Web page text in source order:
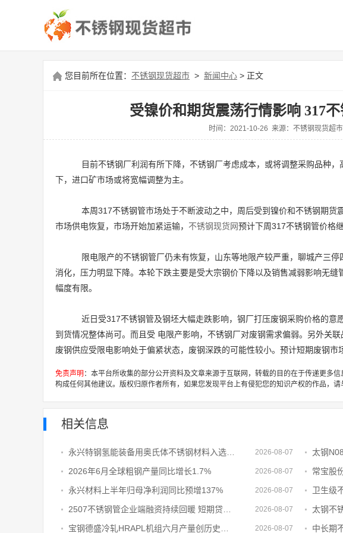
您目前所在位置： 不锈钢现货超市 > 新闻中心 > 正文
受镍价和期货震荡行情影响 317
时间：2021-10-26 来源：不锈钢现货超
目前不锈钢厂利润有所下降，不锈钢厂考虑成本，或将调整采购品种，
下，进口矿市场或将宽幅调整为主。
本周317不锈钢管市场处于不断波动之中，周后受到镍价和不锈钢期货
市场供电恢复，市场开始加紧运输， 不锈钢现货网预计下周317不锈钢管价格
限电限产的不锈钢管厂仍未有恢复，山东等地限产较严重，聊城产三
消化，压力明显下降。本轮下跌主要是受大宗钢价下降以及销售减弱影响无
幅度有限。
近日受317不锈钢管及钢坯大幅走跌影响，钢厂打压废钢采购价格的意
到货情况整体尚可。而且受 电限产影响，不锈钢厂对废钢需求偏弱。另外关
废钢供应受限电影响处于偏紧状态，废钢深跌的可能性较小。预计短期废钢市
免责声明 ：本平台所收集的部分公开资料及文章来源于互联网，转载的目的在于传递更多
构成任何其他建议。版权归原作者所有，如果您发现平台上有侵犯您的知识产权的作品，请
相关信息
2026-08-07 太钢
2026年6月全球粗钢产量同比增长1.7% 2026-08-07 常宝股
永兴材料上半年归母净利润同比预增137% 2026-08-07
2026-08-07
2026-08-07